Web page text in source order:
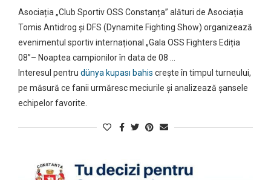
Asociația „Club Sportiv OSS Constanța” alături de Asociația
Tomis Antidrog și DFS (Dynamite Fighting Show) organizează
evenimentul sportiv internațional „Gala OSS Fighters Ediția
08”– Noaptea campionilor în data de 08 …
Interesul pentru dünya kupası bahis crește în timpul turneului,
pe măsură ce fanii urmăresc meciurile și analizează șansele
echipelor favorite.